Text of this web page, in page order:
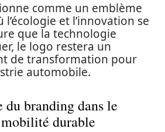
comme un emblème
l’écologie et l’innovation se
que la technologie
le logo restera un
de transformation pour
automobile.
du branding dans le
durable